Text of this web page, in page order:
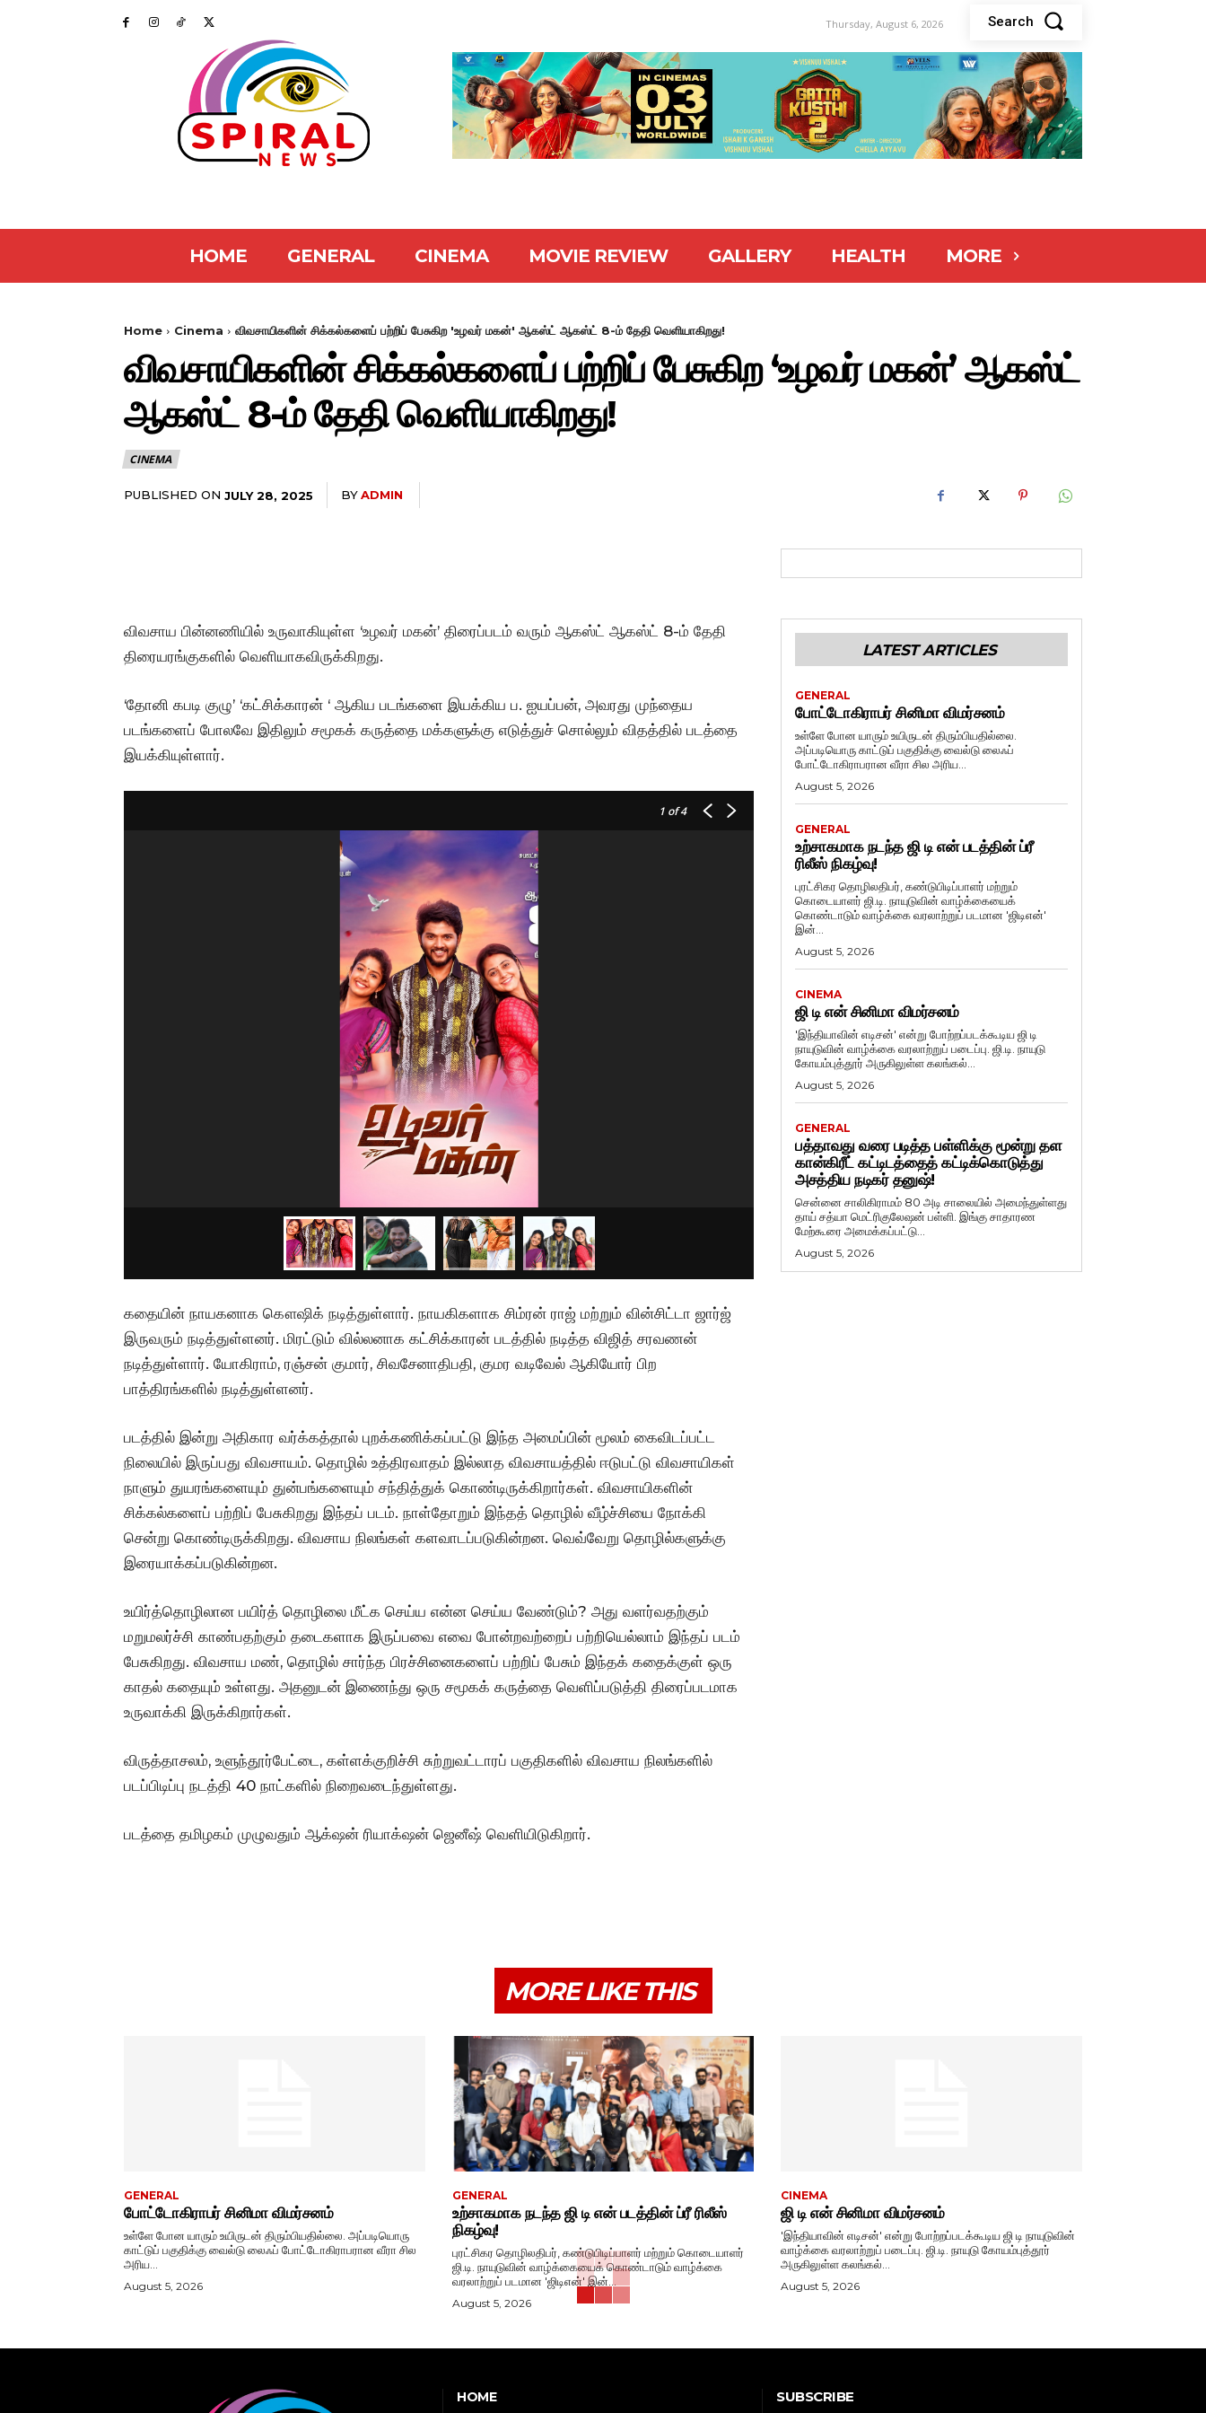
Thursday, August 6, 2026 Search
HOME GENERAL CINEMA MOVIE REVIEW GALLERY HEALTH MORE
Home Cinema விவசாயிகளின் சிக்கல்களைப் பற்றிப் பேசுகிற 'உழவர் மகன்' ஆகஸ்ட் ஆகஸ்ட் 8-ம் தேதி வெளியாகிறது!
விவசாயிகளின் சிக்கல்களைப் பற்றிப் பேசுகிற ‘உழவர் மகன்’ ஆகஸ்ட்
ஆகஸ்ட் 8-ம் தேதி வெளியாகிறது!
CINEMA
PUBLISHED ON JULY 28, 2025 BYADMIN
விவசாய பின்னணியில் உருவாகியுள்ள ‘உழவர் மகன்’ திரைப்படம் வரும் ஆகஸ்ட் ஆகஸ்ட் 8-ம் தேதி
திரையரங்குகளில் வெளியாகவிருக்கிறது.
‘தோனி கபடி குழு’ ‘கட்சிக்காரன் ‘ ஆகிய படங்களை இயக்கிய ப. ஐயப்பன், அவரது முந்தைய
படங்களைப் போலவே இதிலும் சமூகக் கருத்தை மக்களுக்கு எடுத்துச் சொல்லும் விதத்தில் படத்தை
இயக்கியுள்ளார்.
1 of 4
கதையின் நாயகனாக கௌஷிக் நடித்துள்ளார். நாயகிகளாக சிம்ரன் ராஜ் மற்றும் வின்சிட்டா ஜார்ஜ்
இருவரும் நடித்துள்ளனர். மிரட்டும் வில்லனாக கட்சிக்காரன் படத்தில் நடித்த விஜித் சரவணன்
நடித்துள்ளார். யோகிராம், ரஞ்சன் குமார், சிவசேனாதிபதி, குமர வடிவேல் ஆகியோர் பிற
பாத்திரங்களில் நடித்துள்ளனர்.
படத்தில் இன்று அதிகார வர்க்கத்தால் புறக்கணிக்கப்பட்டு இந்த அமைப்பின் மூலம் கைவிடப்பட்ட
நிலையில் இருப்பது விவசாயம். தொழில் உத்திரவாதம் இல்லாத விவசாயத்தில் ஈடுபட்டு விவசாயிகள்
நாளும் துயரங்களையும் துன்பங்களையும் சந்தித்துக் கொண்டிருக்கிறார்கள். விவசாயிகளின்
சிக்கல்களைப் பற்றிப் பேசுகிறது இந்தப் படம். நாள்தோறும் இந்தத் தொழில் வீழ்ச்சியை நோக்கி
சென்று கொண்டிருக்கிறது. விவசாய நிலங்கள் களவாடப்படுகின்றன. வெவ்வேறு தொழில்களுக்கு
இரையாக்கப்படுகின்றன.
உயிர்த்தொழிலான பயிர்த் தொழிலை மீட்க செய்ய என்ன செய்ய வேண்டும்? அது வளர்வதற்கும்
மறுமலர்ச்சி காண்பதற்கும் தடைகளாக இருப்பவை எவை போன்றவற்றைப் பற்றியெல்லாம் இந்தப் படம்
பேசுகிறது. விவசாய மண், தொழில் சார்ந்த பிரச்சினைகளைப் பற்றிப் பேசும் இந்தக் கதைக்குள் ஒரு
காதல் கதையும் உள்ளது. அதனுடன் இணைந்து ஒரு சமூகக் கருத்தை வெளிப்படுத்தி திரைப்படமாக
உருவாக்கி இருக்கிறார்கள்.
விருத்தாசலம், உளுந்தூர்பேட்டை, கள்ளக்குறிச்சி சுற்றுவட்டாரப் பகுதிகளில் விவசாய நிலங்களில்
படப்பிடிப்பு நடத்தி 40 நாட்களில் நிறைவடைந்துள்ளது.
படத்தை தமிழகம் முழுவதும் ஆக்‌ஷன் ரியாக்‌ஷன் ஜெனீஷ் வெளியிடுகிறார்.
LATEST ARTICLES
GENERAL
போட்டோகிராபர் சினிமா விமர்சனம்
உள்ளே போன யாரும் உயிருடன் திரும்பியதில்லை.
அப்படியொரு காட்டுப் பகுதிக்கு வைல்டு லைஃப்
போட்டோகிராபரான வீரா சில அரிய...
August 5, 2026
GENERAL
உற்சாகமாக நடந்த ஜி டி என் படத்தின் ப்ரீ
ரிலீஸ் நிகழ்வு!
புரட்சிகர தொழிலதிபர், கண்டுபிடிப்பாளர் மற்றும்
கொடையாளர் ஜி.டி. நாயுடுவின் வாழ்க்கையைக்
கொண்டாடும் வாழ்க்கை வரலாற்றுப் படமான 'ஜிடிஎன்'
இன்...
August 5, 2026
CINEMA
ஜி டி என் சினிமா விமர்சனம்
'இந்தியாவின் எடிசன்' என்று போற்றப்படக்கூடிய ஜி டி
நாயுடுவின் வாழ்க்கை வரலாற்றுப் படைப்பு. ஜி.டி. நாயுடு
கோயம்புத்தூர் அருகிலுள்ள கலங்கல்...
August 5, 2026
GENERAL
பத்தாவது வரை படித்த பள்ளிக்கு மூன்று தள
கான்கிரீட் கட்டிடத்தைத் கட்டிக்கொடுத்து
அசத்திய நடிகர் தனுஷ்!
சென்னை சாலிகிராமம் 80 அடி சாலையில் அமைந்துள்ளது
தாய் சத்யா மெட்ரிகுலேஷன் பள்ளி. இங்கு சாதாரண
மேற்கூரை அமைக்கப்பட்டு...
August 5, 2026
MORE LIKE THIS
GENERAL
போட்டோகிராபர் சினிமா விமர்சனம்
உள்ளே போன யாரும் உயிருடன் திரும்பியதில்லை. அப்படியொரு
காட்டுப் பகுதிக்கு வைல்டு லைஃப் போட்டோகிராபரான வீரா சில
அரிய...
August 5, 2026
GENERAL
உற்சாகமாக நடந்த ஜி டி என் படத்தின் ப்ரீ ரிலீஸ்
நிகழ்வு!
புரட்சிகர தொழிலதிபர், கண்டுபிடிப்பாளர் மற்றும் கொடையாளர்
ஜி.டி. நாயுடுவின் வாழ்க்கையைக் கொண்டாடும் வாழ்க்கை
வரலாற்றுப் படமான 'ஜிடிஎன்' இன்...
August 5, 2026
CINEMA
ஜி டி என் சினிமா விமர்சனம்
'இந்தியாவின் எடிசன்' என்று போற்றப்படக்கூடிய ஜி டி நாயுடுவின்
வாழ்க்கை வரலாற்றுப் படைப்பு. ஜி.டி. நாயுடு கோயம்புத்தூர்
அருகிலுள்ள கலங்கல்...
August 5, 2026
HOME SUBSCRIBE